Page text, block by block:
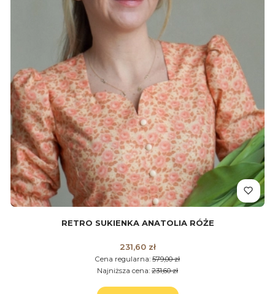
RETRO SUKIENKA ANATOLIA RÓŻE
Cena promocyjna
231,60 zł
Cena regularna: 579,00 zł
Najniższa cena: 231,60 zł